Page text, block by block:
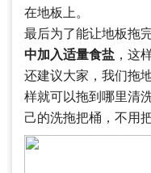
在地板上。
最后为了能让地板拖
中加入适量食盐 ，这
还建议大家，我们拖
样就可以拖到哪里清
己的洗拖把桶，不用